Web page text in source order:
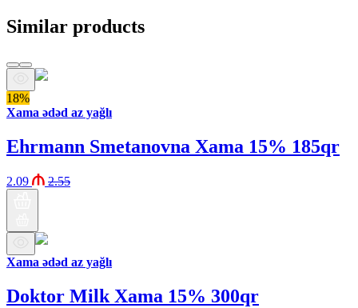
Similar products
18%
Xama ədəd az yağlı
Ehrmann Smetanovna Xama 15% 185qr
2.09 2.55
Xama ədəd az yağlı
Doktor Milk Xama 15% 300qr